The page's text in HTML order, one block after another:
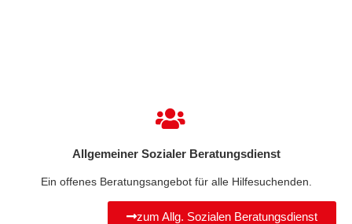
Allgemeiner Sozialer Beratungsdienst
Ein offenes Beratungsangebot für alle Hilfesuchenden.
zum Allg. Sozialen Beratungsdienst